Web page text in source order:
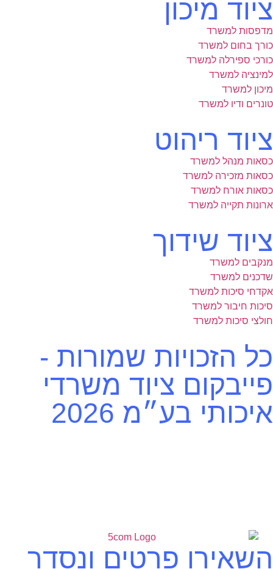
ציוד מיכון
מדפסות למשרד
כורך בחום למשרד
כורכי ספירלה למשרד
למינציה למשרד
מיכון למשרד
טונרים ודיו למשרד
ציוד ריהוט
כסאות מנהל למשרד
כסאות מזכירה למשרד
כסאות אורח למשרד
ארונות תקייה למשרד
ציוד שידוך
מנקבים למשרד
שדכנים למשרד
אקדחי סיכות למשרד
סיכות חיבור למשרד
חולצי סיכות למשרד
כל הזכויות שמורות -
פייבקום ציוד משרדי
איכותי בע״מ 2026
השאירו פרטים ונסדר